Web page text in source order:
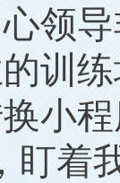
领
训
小
盯着